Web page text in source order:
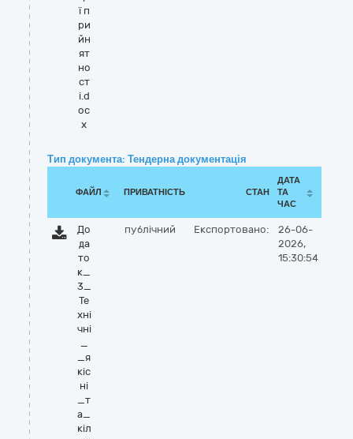
ї п
ри
йн
ят
но
ст
і.d
oc
x
Тип документа: Тендерна документація
ФАЙЛ ПРИВАТНІСТЬ СТАН
ДАТА
ТА
ЧАС
До
да
то
к_
3_
Те
хні
чні
_
_я
кіс
ні
_т
а_
кіл
публічний Експортовано:
26-06-
2026,
15:30:54